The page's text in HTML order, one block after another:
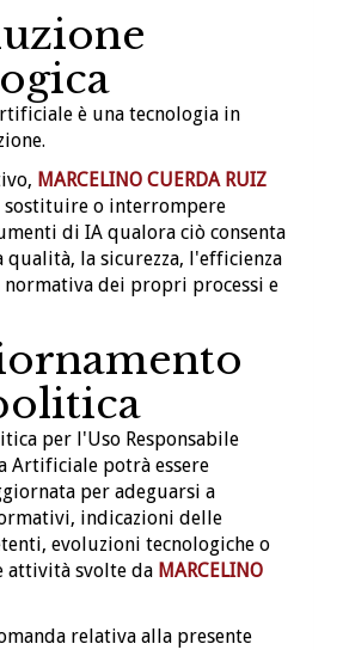
è una tecnologia in
MARCELINO CUERDA RUIZ
sostituire o interrompere
di IA qualora ciò consenta
la sicurezza, l'efficienza
dei propri processi e
per l'Uso Responsabile
Artificiale potrà essere
per adeguarsi a
indicazioni delle
evoluzioni tecnologiche o
attività svolte da MARCELINO
relativa alla presente